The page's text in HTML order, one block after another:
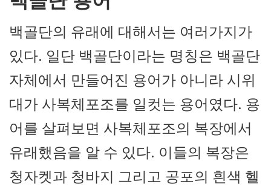
백골단의 유래에 대해서는 여러가지가
있다. 일단 백골단이라는 명칭은 백골단
자체에서 만들어진 용어가 아니라 시위
대가 사복체포조를 일컷는 용어였다. 용
어를 살펴보면 사복체포조의 복장에서
유래했음을 알 수 있다. 이들의 복장은
청자켓과 청바지 그리고 공포의 흰색 헬